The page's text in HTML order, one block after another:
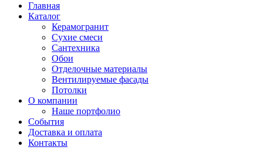
Главная
Каталог
Керамогранит
Сухие смеси
Сантехника
Обои
Отделочные материалы
Вентилируемые фасады
Потолки
О компании
Наше портфолио
События
Доставка и оплата
Контакты